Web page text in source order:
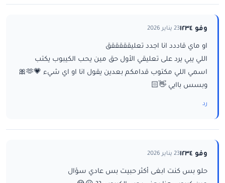
وفو ١٢٣٤ 23 يناير 2026
او ماي قاددد انا اجدد تعليقققققق
اللي يبي يرد على تعليقي الأول حق مين يحب الكيبوب يكتب
اسمي اللي مكتوب قدامكم بعدين يقول انا او اي شيء 💗🫶🎀
وبسس باايي 👋🏻
رد
وفو ١٢٣٤ 23 يناير 2026
حلو بس كنت ابغى أكثر حبيت بس عادي سؤال